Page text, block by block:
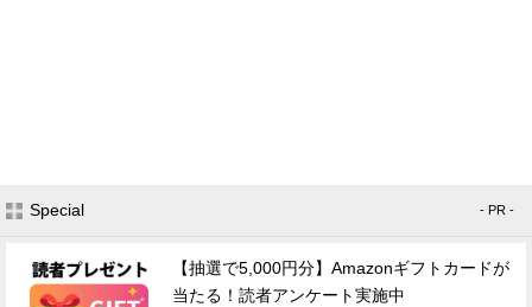
Special - PR -
【抽選で5,000円分】Amazonギフトカードが
当たる！読者アンケート実施中